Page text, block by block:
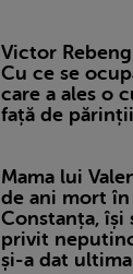
Victor
Cu ce se
care a ales o
față de
Mama lui
de ani mort
Constanța, își
privit
și-a dat